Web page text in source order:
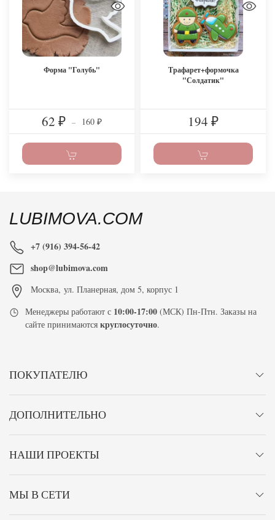
Форма "Голубь"
62 ₽ – 160 ₽
Трафарет+формочка
"Солдатик"
194 ₽
LUBIMOVA.COM
+7 (916) 394-56-42
shop@lubimova.com
Москва, ул. Планерная, дом 5, корпус 1
Менеджеры работают с 10:00-17:00 (МСК) Пн-Птн. Заказы на
сайте принимаютсякруглосуточно.
ПОКУПАТЕЛЮ
ДОПОЛНИТЕЛЬНО
НАШИ ПРОЕКТЫ
МЫ В СЕТИ